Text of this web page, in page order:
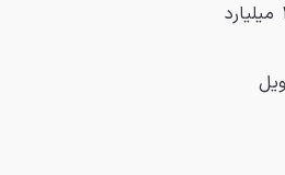
میلیارد ریال (۳.۶ میلیارد تومان) تعیین شده و پیش‌بینی می‌شود قیمت نهایی بالای ۴ میلیارد